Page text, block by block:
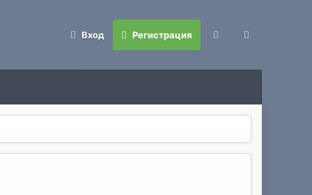
Вход Регистрация